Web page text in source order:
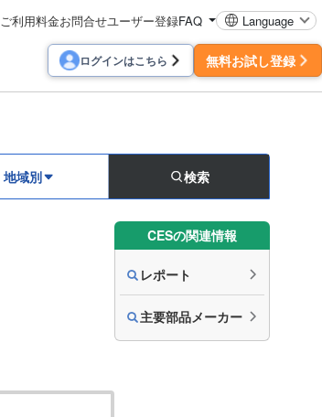
ご利用料金お問合せユーザー登録FAQ Language
ログインはこちら 無料お試し登録
地域別 検索
CESの関連情報
レポート
主要部品メーカー